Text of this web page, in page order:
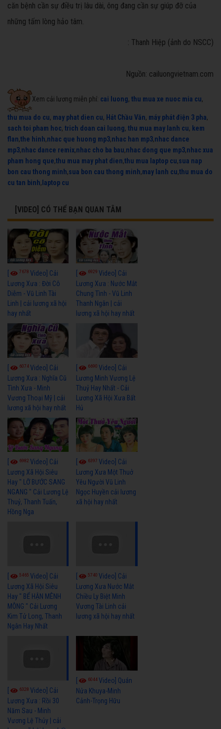
căn bệnh cần sự điều trị lâu dài, ông đang cần sự giúp đỡ của
những tấm lòng hảo tâm.
: Thanh Hiệp (ảnh do NSCC)
Nguồn: cailuongvietnam.com
Xem cải lương miễn phí: cai luong, thu mua xe nuoc mia cu,
thu mua do cu, may phat dien cu, Hát Chầu Văn, máy phát điện 3 pha,
sach toi pham hoc, trich doan cai luong, thu mua may lanh cu, kem
flan,the hinh,nhac que huong mp3,nhac han mp3,nhac dance
mp3,nhac dance remix,nhac cho ba bau,nhac dong que mp3,nhac xua
pham hong que,thu mua may phat dien,thu mua laptop cu,sua nap
bon cau thong minh,sua bon cau thong minh,may lanh cu,thu mua do
cu tan binh, laptop cu
[VIDEO] CÓ THỂ BẠN QUAN TÂM
7678 Video] Cải
Lương Xưa : Đời Cô
Diễm - Vũ Linh Tài
Linh | cải lương xã hội
hay nhất
6929Video] Cải
Lương Xưa : Nước Mắt
Chung Tình - Vũ Linh
Thanh Ngân | cải
lương xã hội hay nhất
[ 6074Video] Cải
Lương Xưa : Nghĩa Cũ
Tình Xưa - Minh
Vương Thoại Mỹ | cải
lương xã hội hay nhất
[ 6690Video] Cải
Lương Minh Vương Lệ
Thuỷ Hay Nhất - Cải
Lương Xã Hội Xưa Bất
Hủ
6982 Video] Cải
Lương Xã Hội Siêu
Hay " LỠ BƯỚC SANG
NGANG " Cải Lương Lệ
Thuỷ, Thanh Tuấn,
Hồng Nga
6397Video] Cải
Lương Xưa Một Thuở
Yêu Người Vũ Linh
Ngọc Huyền cải lương
xã hội hay nhất
5465 Video] Cải
Lương Xã Hội Siêu
Hay " BỂ HẬN MÊNH
MÔNG " Cải Lương
Kim Tử Long, Thanh
Ngân Hay Nhất
5740Video] Cải
Lương Xưa Nước Mắt
Chiều Ly Biệt Minh
Vương Tài Linh cải
lương xã hội hay nhất
6328 Video] Cải
Lương Xưa : Rồi 30
Năm Sau - Minh
Vương Lệ Thủy | cải
6044Video] Quán
Nửa Khuya-Minh
Cảnh-Trọng Hữu